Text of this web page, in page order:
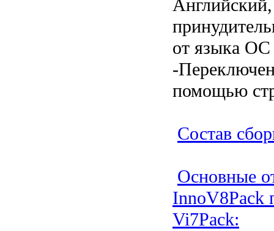
от языка ОС
-
помощью
Состав
Основные
InnoV8Pack
Vi7Pack: